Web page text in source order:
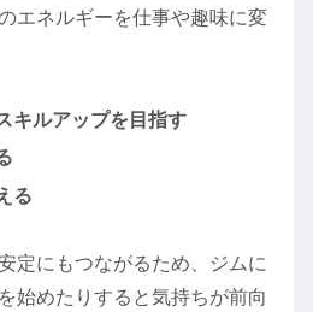
エネルギーを仕事や趣味に変
キルアップを目指す
る
定にもつながるため、ジムに
始めたりすると気持ちが前向